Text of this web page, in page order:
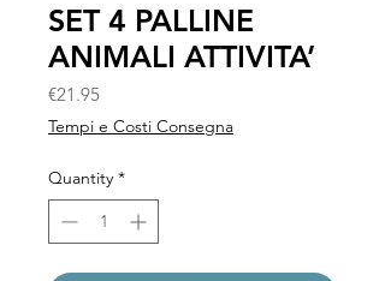
SET 4 PALLINE
ANIMALI ATTIVITA’
€21.95
Tempi e Costi Consegna
Quantity *